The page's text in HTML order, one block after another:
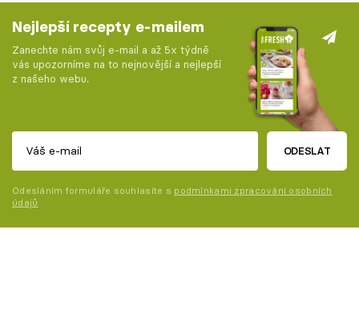
Nejlepší recepty e-mailem
Zanechte nám svůj e-mail a až 5x týdně
vás upozorníme na to nejnovější a nejlepší
z našeho webu.
ODESLAT
Odesláním formuláře souhlasíte s podmínkami zpracování osobních
údajů